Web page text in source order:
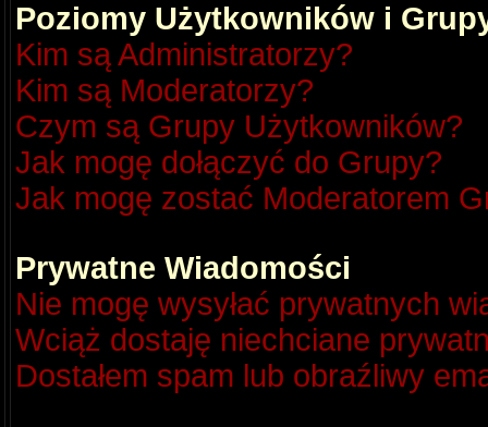
Poziomy Użytkowników i
Kim są Administratorzy?
Kim są Moderatorzy?
Czym są Grupy Użytkowników?
Jak mogę dołączyć do Grupy?
Jak mogę zostać Moderatorem
Prywatne Wiadomości
Nie mogę wysyłać prywatnych
Wciąż dostaję niechciane
Dostałem spam lub obraźliwy